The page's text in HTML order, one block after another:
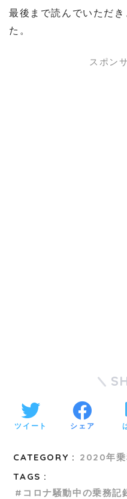
最後まで読んでいただ
た。
スポン
ツイート シェア
CATEGORY : 2020年乗
TAGS :
コロナ騒動中の乗務記